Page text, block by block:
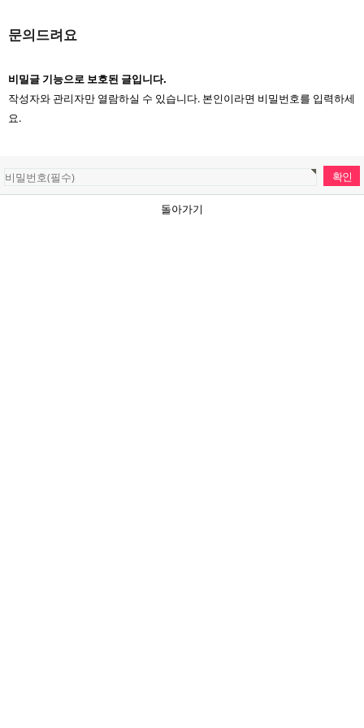
문의드려요
비밀글 기능으로 보호된 글입니다.
작성자와 관리자만 열람하실 수 있습니다. 본인이라면 비밀번호를 입력하세
요.
돌아가기